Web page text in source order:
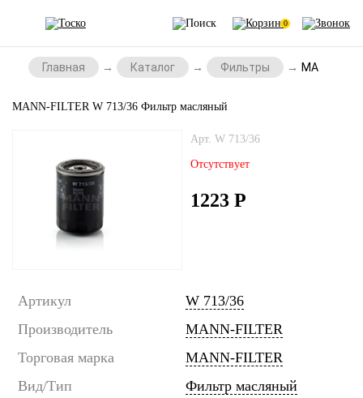
0
Главная Каталог Фильтры MANN-
MANN-FILTER W 713/36 Фильтр масляный
Арт. W 713/36
Отсутствует
1223 Р
Артикул
W 713/36
Производитель
MANN-FILTER
Торговая марка
MANN-FILTER
Вид/Тип
Фильтр масляный